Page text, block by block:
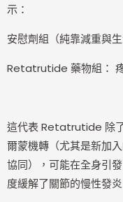
示：
安慰劑組（純靠減重與
Retatrutide 藥物組：
這代表 Retatrutide 除
爾蒙機轉（尤其是新加
協同），可能在全身引
度緩解了關節的慢性發炎